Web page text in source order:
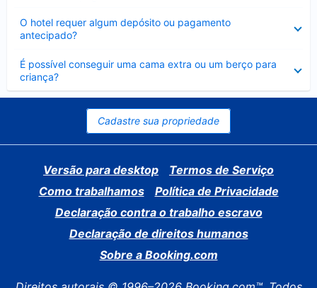
O hotel requer algum depósito ou pagamento
antecipado?
É possível conseguir uma cama extra ou um berço para
criança?
Contraído
Cadastre sua propriedade
Versão para desktop
Termos de Serviço
Como trabalhamos
Política de Privacidade
Declaração contra o trabalho escravo
Declaração de direitos humanos
Sobre a Booking.com